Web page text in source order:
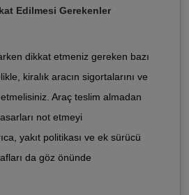
Edilmesi Gerekenler
dikkat etmeniz gereken bazı
kiralık aracın sigortalarını ve
Araç teslim almadan
not etmeyi
yakıt politikası ve ek sürücü
da göz önünde